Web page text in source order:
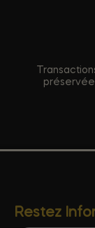
Restez